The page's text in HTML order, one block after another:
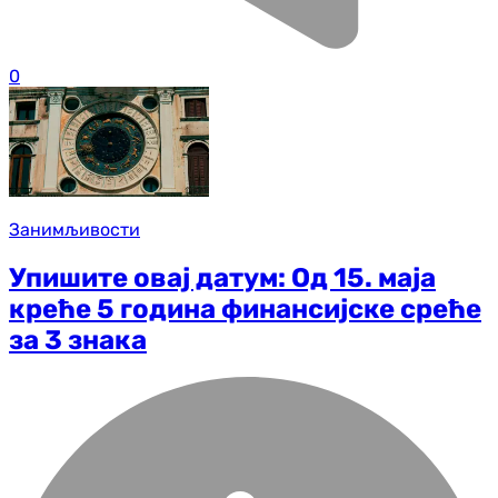
0
Занимљивости
Упишите овај датум: Од 15. маја
креће 5 година финансијске среће
за 3 знака